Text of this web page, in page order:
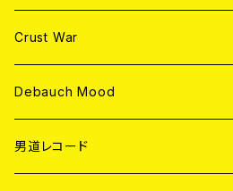
Crust War
Debauch Mood
男道レコード